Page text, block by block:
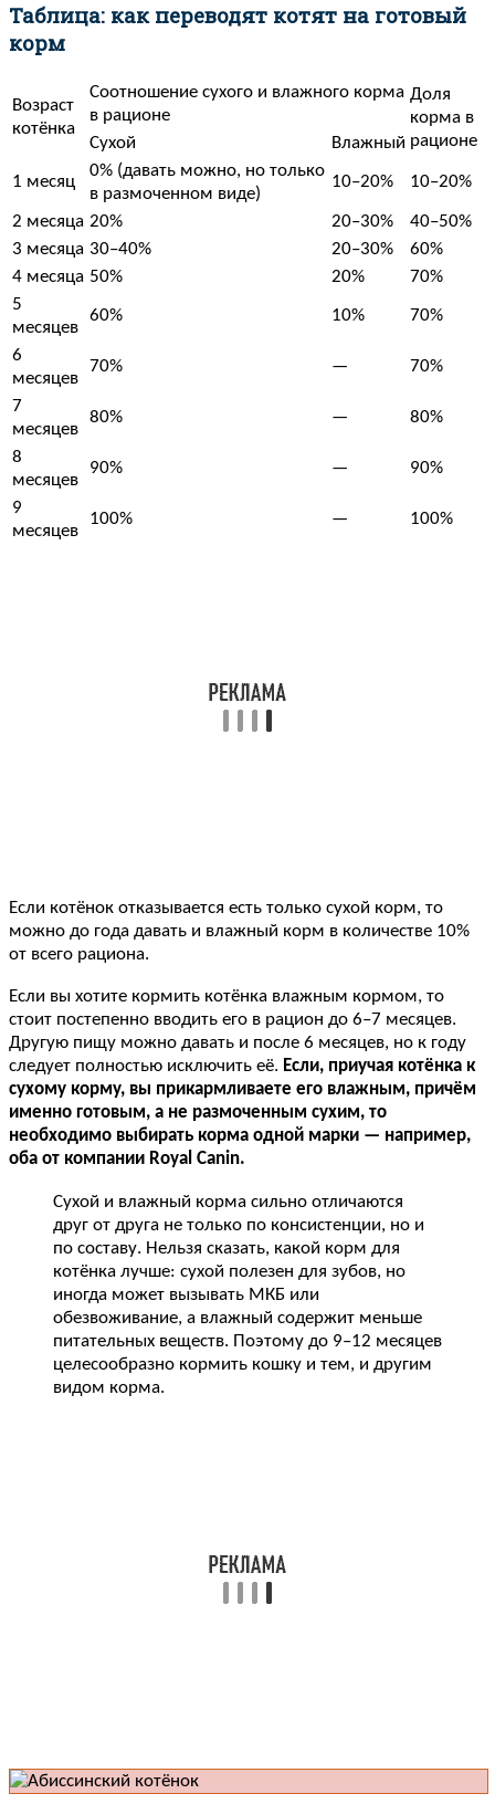
Таблица: как переводят котят на готовый
корм
Возраст
котёнка
Соотношение сухого и влажного корма
в рационе
Доля
корма в
рационе
Сухой Влажный
1 месяц
0% (давать можно, но только
в размоченном виде)
10–20% 10–20%
2 месяца 20% 20–30%
40–50%
3 месяца 30–40% 20–30%
60%
4 месяца 50% 20%
70%
5
месяцев
60% 10% 70%
6
месяцев
70% — 70%
7
месяцев
80% — 80%
8
месяцев
90% — 90%
9
месяцев
100% — 100%
Если котёнок отказывается есть только сухой корм, то
можно до года давать и влажный корм в количестве 10%
от всего рациона.
Если вы хотите кормить котёнка влажным кормом, то
стоит постепенно вводить его в рацион до 6–7 месяцев.
Другую пищу можно давать и после 6 месяцев, но к году
следует полностью исключить её. Если, приучая котёнка к
сухому корму, вы прикармливаете его влажным, причём
именно готовым, а не размоченным сухим, то
необходимо выбирать корма одной марки — например,
оба от компании Royal Canin.
Сухой и влажный корма сильно отличаются
друг от друга не только по консистенции, но и
по составу. Нельзя сказать, какой корм для
котёнка лучше: сухой полезен для зубов, но
иногда может вызывать МКБ или
обезвоживание, а влажный содержит меньше
питательных веществ. Поэтому до 9–12 месяцев
целесообразно кормить кошку и тем, и другим
видом корма.